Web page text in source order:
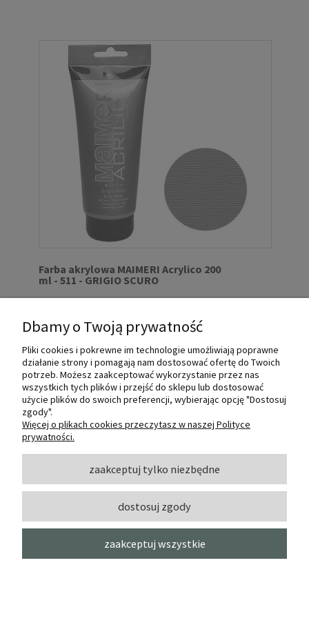
Farba akrylowa MAIMERI Acrylico 200
ml - 511 - GRIGIO SCURO
26,40 zł
powiadom o
dostępności
Dbamy o Twoją prywatność
Pliki cookies i pokrewne im technologie umożliwiają poprawne
działanie strony i pomagają nam dostosować ofertę do Twoich
potrzeb. Możesz zaakceptować wykorzystanie przez nas
wszystkich tych plików i przejść do sklepu lub dostosować
użycie plików do swoich preferencji, wybierając opcję "Dostosuj
zgody".
Więcej o plikach cookies przeczytasz w naszej Polityce
prywatności.
zaakceptuj tylko niezbędne
dostosuj zgody
zaakceptuj wszystkie